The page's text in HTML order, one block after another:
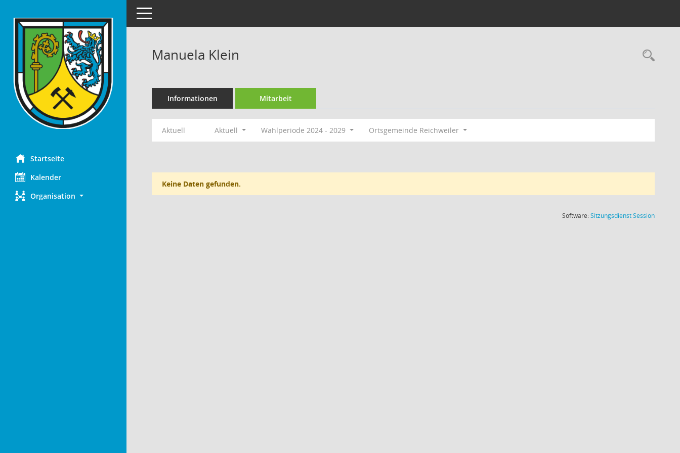
Startseite
Kalender
Organisation
Toggle navigation
Manuela Klein
Informationen Mitarbeit
Aktuell Aktuell Wahlperiode 2024 - 2029 Ortsgemeinde Reichweiler
Keine Daten gefunden.
Software:SitzungsdienstSession(Wird in